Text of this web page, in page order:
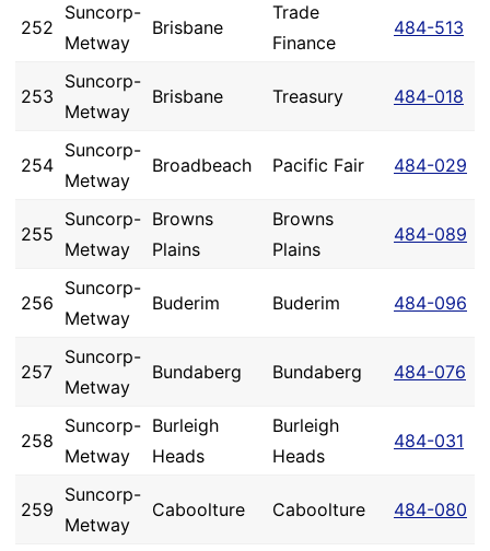
252
Suncorp-
Metway
Brisbane
Trade
Finance
484-513
253
Suncorp-
Metway
Brisbane Treasury 484-018
254
Suncorp-
Metway
Broadbeach Pacific Fair 484-029
255
Suncorp-
Metway
Browns
Plains
Browns
Plains
484-089
256
Suncorp-
Metway
Buderim Buderim 484-096
257
Suncorp-
Metway
Bundaberg Bundaberg 484-076
258
Suncorp-
Metway
Burleigh
Heads
Burleigh
Heads
484-031
259
Suncorp-
Metway
Caboolture Caboolture 484-080